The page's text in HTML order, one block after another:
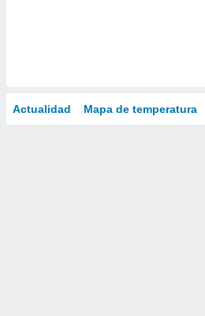
Actualidad Mapa de temperatura